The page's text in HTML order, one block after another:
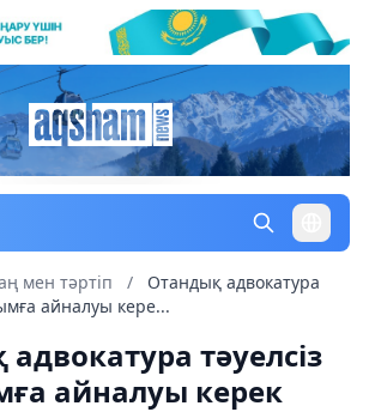
мен тəртіп /
Отандық адвокатура
айналуы кере...
тәуелсіз
айналуы керек